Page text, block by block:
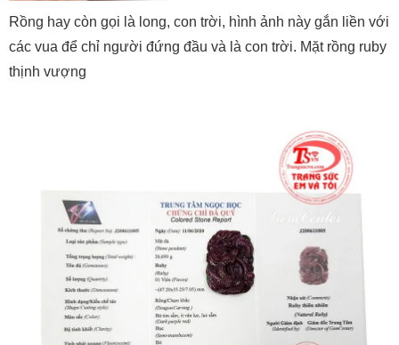
Rồng hay còn gọi là long, con trời, hình ảnh này gắn liền với
các vua để chỉ người đứng đầu và là con trời. Mặt rồng ruby
thịnh vượng